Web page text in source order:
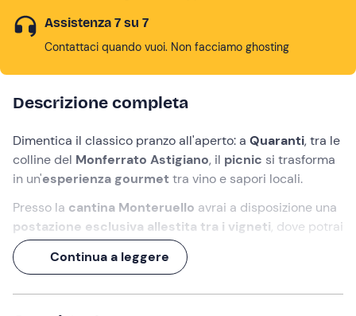
Assistenza 7 su 7
Contattaci quando vuoi. Non facciamo ghosting
Descrizione completa
Dimentica il classico pranzo all'aperto: a Quaranti, tra le
colline del Monferrato Astigiano, il picnic si trasforma
in un'esperienza gourmet tra vino e sapori locali.
Presso la cantina Monteruello avrai a disposizione una
postazione esclusiva allestita tra i vigneti, dove potrai
rilassarti circondato dalla natura e lasciarti guidare in un
percorso di degustazione pensato per valorizzare ogni
Ad accompagnarti ci saranno
Continua a leggere